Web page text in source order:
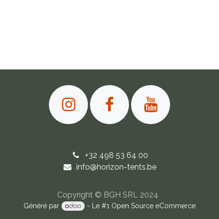
+32 498 53 64 00
info@horizon-tents.be
Copyright © BGH SRL2024
Généré par - Le #1 Open Source eCommerce